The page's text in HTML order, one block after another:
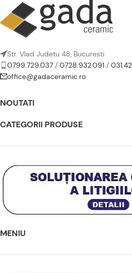
Str. Vlad Judetu 48, Bucuresti
0799.729.037 / 0728.932.091 /
office@gadaceramic.ro
NOUTATI
CATEGORII PRODUSE
MENIU